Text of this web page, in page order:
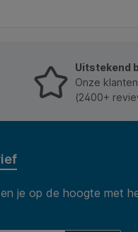
Uitstekend
Onze
(2400+
je op de hoogte met